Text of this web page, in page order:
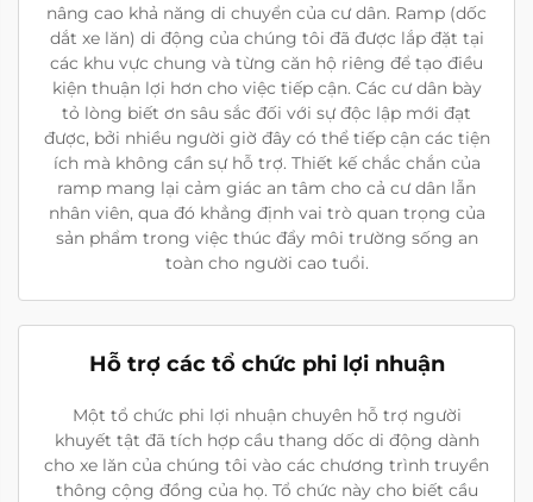
nâng cao khả năng di chuyển của cư dân. Ramp (dốc
dắt xe lăn) di động của chúng tôi đã được lắp đặt tại
các khu vực chung và từng căn hộ riêng để tạo điều
kiện thuận lợi hơn cho việc tiếp cận. Các cư dân bày
tỏ lòng biết ơn sâu sắc đối với sự độc lập mới đạt
được, bởi nhiều người giờ đây có thể tiếp cận các tiện
ích mà không cần sự hỗ trợ. Thiết kế chắc chắn của
ramp mang lại cảm giác an tâm cho cả cư dân lẫn
nhân viên, qua đó khẳng định vai trò quan trọng của
sản phẩm trong việc thúc đẩy môi trường sống an
toàn cho người cao tuổi.
Hỗ trợ các tổ chức phi lợi nhuận
Một tổ chức phi lợi nhuận chuyên hỗ trợ người
khuyết tật đã tích hợp cầu thang dốc di động dành
cho xe lăn của chúng tôi vào các chương trình truyền
thông cộng đồng của họ. Tổ chức này cho biết cầu